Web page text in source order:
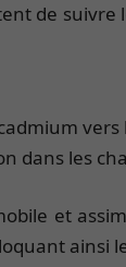
de suivre
dans les
et
ainsi